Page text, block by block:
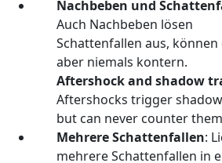
Nachbeben und
Auch Nachbeben lösen
Schattenfallen aus, können
aber niemals kontern.
Aftershock and shadow
Aftershocks trigger
but can never counter
Mehrere Schattenfallen:
mehrere Schattenfallen in